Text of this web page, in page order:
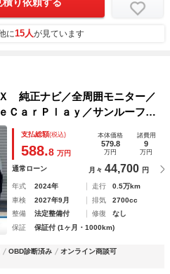
に15人が見ています
純正ナビ／全周囲モニター／
ＣａｒＰｌａｙ／サンルーフ／
トヒーターベンチレーション／
電動リアゲート／ＥＴＣ
支払総額(税込)
588.8 万円
本体価格
579.8
万円
諸費用
9
万円
通常ローン 月々 44,700 円
年式 2024年 走行
0.5万km
車検
2027年9月 排気
2700cc
整備
法定整備付 修復
なし
保証
保証付 (1ヶ月・1000km)
OBD診断済み
オンライン商談可